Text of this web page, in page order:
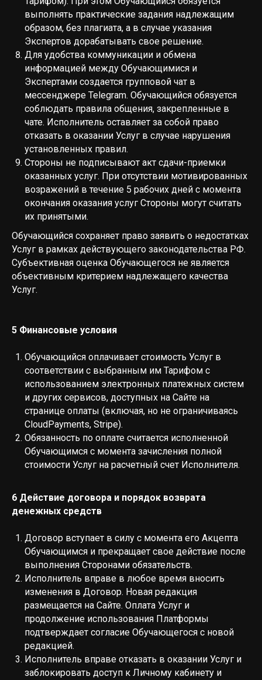
выполнять практические задания надлежащим
образом, без плагиата, а в случае указания
Экспертов дорабатывать свое решение.
Для удобства коммуникации и обмена
информацией между Обучающимися и
Экспертами создается групповой чат в
мессенджере Telegram. Обучающийся обязуется
соблюдать правила общения, закрепленные в
чате. Исполнитель оставляет за собой право
отказать в оказании Услуг в случае нарушения
установленных правил.
Стороны не подписывают акт сдачи-приемки
оказанных услуг. При отсутствии мотивированных
возражений в течение 5 рабочих дней с момента
окончания оказания услуг Стороны могут считать
их принятыми.
Обучающийся сохраняет право заявить о недостатках
Услуг в рамках действующего законодательства РФ.
Субъективная оценка Обучающегося не является
объективным критерием надлежащего качества
Услуг.
5 Финансовые условия
Обучающийся оплачивает стоимость Услуг в
соответствии с выбранным им Тарифом с
использованием электронных платежных систем
и других сервисов, доступных на Сайте на
странице оплаты (включая, но не ограничиваясь
CloudPayments, Stripe).
Обязанность по оплате считается исполненной
Обучающимся с момента зачисления полной
стоимости Услуг на расчетный счет Исполнителя.
6 Действие договора и порядок возврата
денежных средств
Договор вступает в силу с момента его Акцепта
Обучающимся и прекращает свое действие после
выполнения Сторонами обязательств.
Исполнитель вправе в любое время вносить
изменения в Договор. Новая редакция
размещается на Сайте. Оплата Услуг и
продолжение использования Платформы
подтверждает согласие Обучающегося с новой
редакцией.
Исполнитель вправе отказать в оказании Услуг и
заблокировать доступ к Личному кабинету и